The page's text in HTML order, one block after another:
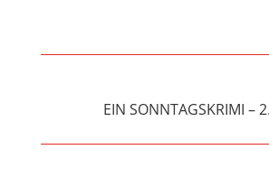
EIN SONNTAGSKRIMI –